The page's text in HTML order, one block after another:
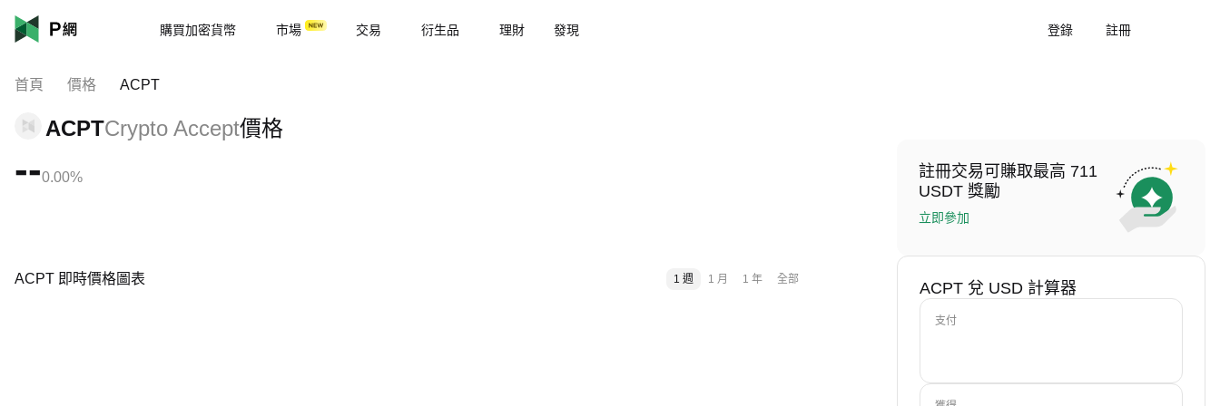
購買加密貨幣 市場 交易 衍生品 理財 發現 登錄 註冊
首頁 價格 ACPT
ACPTCrypto Accept價格
--0.00%
ACPT 即時價格圖表 1 週 1 月 1 年 全部
註冊交易可賺取最高 711
USDT 獎勵
立即參加
ACPT 兌 USD 計算器
支付